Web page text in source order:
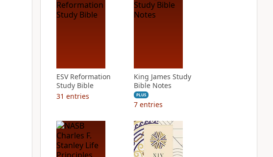
ESV Reformation
Study Bible
31 entries
King James Study
Bible Notes
PLUS
7 entries